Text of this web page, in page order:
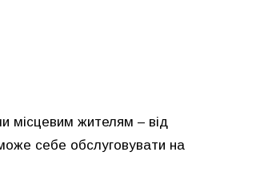
місцевим жителям – від
себе обслуговувати на